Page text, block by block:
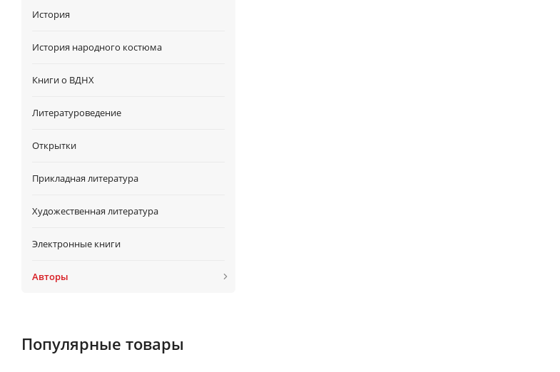
История
История народного костюма
Книги о ВДНХ
Литературоведение
Открытки
Прикладная литература
Художественная литература
Электронные книги
Авторы
Популярные товары